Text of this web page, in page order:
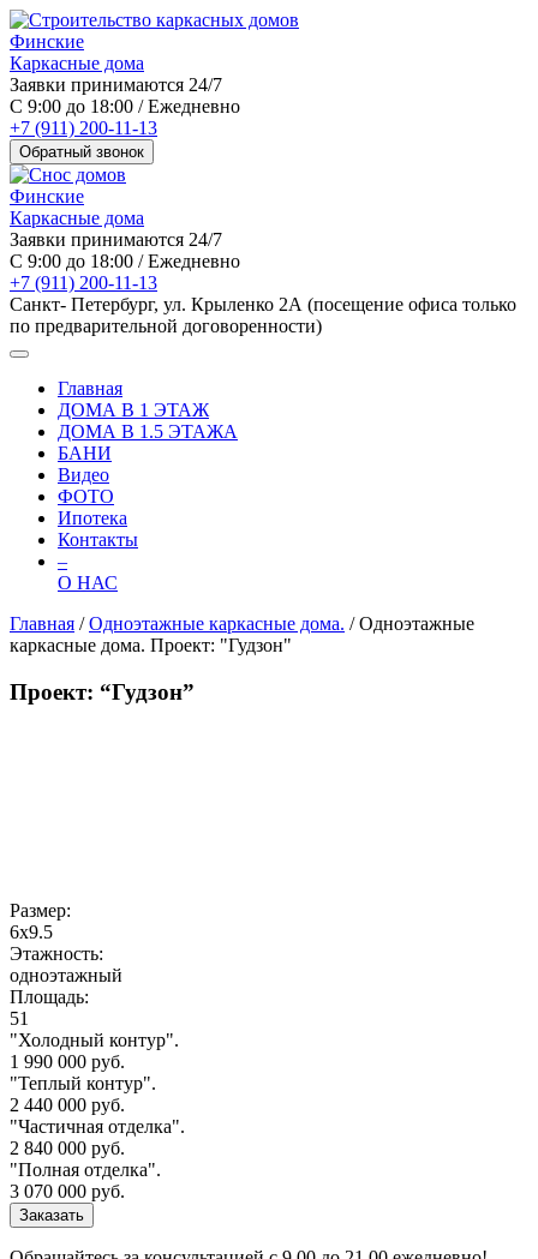
Финские
Каркасные дома
Заявки принимаются 24/7
С 9:00 до 18:00 / Ежедневно
+7 (911) 200-11-13
Обратный звонок
Финские
Каркасные дома
Заявки принимаются 24/7
С 9:00 до 18:00 / Ежедневно
+7 (911) 200-11-13
Санкт- Петербург, ул. Крыленко 2А (посещение офиса только
по предварительной договоренности)
Главная
ДОМА В 1 ЭТАЖ
ДОМА В 1.5 ЭТАЖА
БАНИ
Видео
ФОТО
Ипотека
Контакты
–
О НАС
Главная / Одноэтажные каркасные дома. /Одноэтажные
каркасные дома. Проект: "Гудзон"
Проект: “Гудзон”
Размер:
6х9.5
Этажность:
одноэтажный
Площадь:
51
"Холодный контур".
1 990 000 руб.
"Теплый контур".
2 440 000 руб.
"Частичная отделка".
2 840 000 руб.
"Полная отделка".
3 070 000 руб.
Заказать